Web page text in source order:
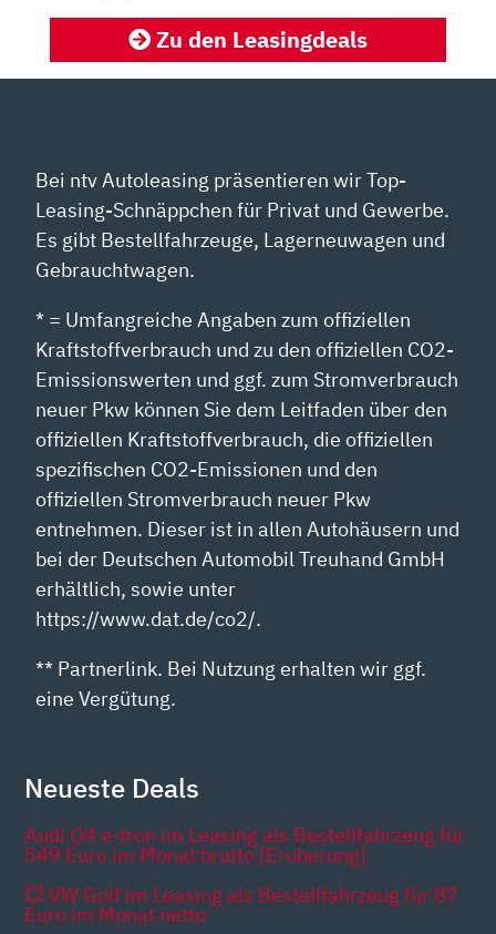
Zu den Leasingdeals
Bei ntv Autoleasing präsentieren wir Top-
Leasing-Schnäppchen für Privat und Gewerbe.
Es gibt Bestellfahrzeuge, Lagerneuwagen und
Gebrauchtwagen.
* = Umfangreiche Angaben zum offiziellen
Kraftstoffverbrauch und zu den offiziellen CO2-
Emissionswerten und ggf. zum Stromverbrauch
neuer Pkw können Sie dem Leitfaden über den
offiziellen Kraftstoffverbrauch, die offiziellen
spezifischen CO2-Emissionen und den
offiziellen Stromverbrauch neuer Pkw
entnehmen. Dieser ist in allen Autohäusern und
bei der Deutschen Automobil Treuhand GmbH
erhältlich, sowie unter
https://www.dat.de/co2/.
** Partnerlink. Bei Nutzung erhalten wir ggf.
eine Vergütung.
Neueste Deals
Audi Q4 e-tron im Leasing als Bestellfahrzeug für
549 Euro im Monat brutto [Eroberung]
💥 VW Golf im Leasing als Bestellfahrzeug für 87
Euro im Monat netto